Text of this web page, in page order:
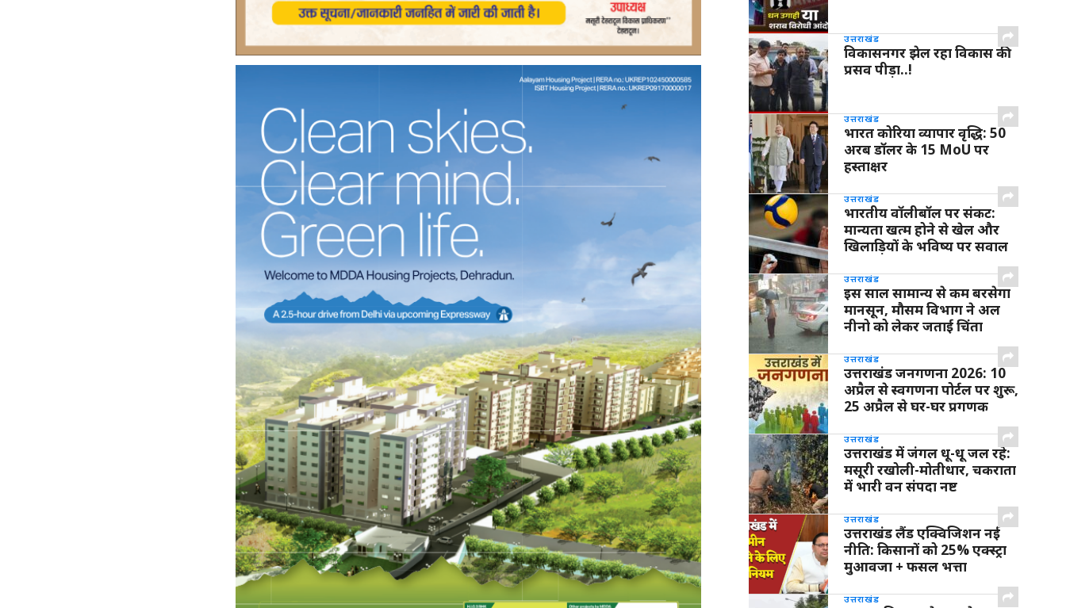
उत्तराखंड
विकासनगर झेल रहा विकास की
प्रसव पीड़ा..!
उत्तराखंड
भारत कोरिया व्यापार वृद्धि: 50
अरब डॉलर के 15 MoU पर
हस्ताक्षर
उत्तराखंड
भारतीय वॉलीबॉल पर संकट:
मान्यता खत्म होने से खेल और
खिलाड़ियों के भविष्य पर सवाल
उत्तराखंड
इस साल सामान्य से कम बरसेगा
मानसून, मौसम विभाग ने अल
नीनो को लेकर जताई चिंता
उत्तराखंड
उत्तराखंड जनगणना 2026: 10
अप्रैल से स्वगणना पोर्टल पर शुरू,
25 अप्रैल से घर-घर प्रगणक
उत्तराखंड
उत्तराखंड में जंगल धू-धू जल रहे:
मसूरी रखोली-मोतीधार, चकराता
में भारी वन संपदा नष्ट
उत्तराखंड
उत्तराखंड लैंड एक्विजिशन नई
नीति: किसानों को 25% एक्स्ट्रा
मुआवजा + फसल भत्ता
उत्तराखंड